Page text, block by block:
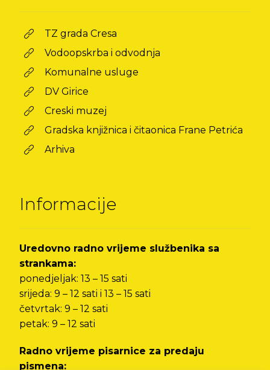
TZ grada Cresa
Vodoopskrba i odvodnja
Komunalne usluge
DV Girice
Creski muzej
Gradska knjižnica i čitaonica Frane Petrića
Arhiva
Informacije
Uredovno radno vrijeme službenika sa
strankama:
ponedjeljak: 13 – 15 sati
srijeda: 9 – 12 sati i 13 – 15 sati
četvrtak: 9 – 12 sati
petak: 9 – 12 sati
Radno vrijeme pisarnice za predaju
pismena: